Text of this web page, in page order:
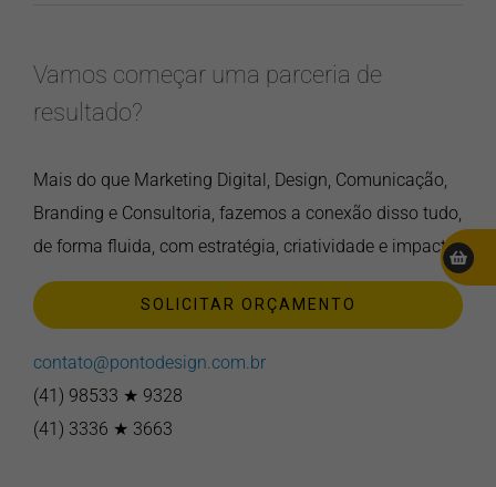
Vamos começar uma parceria de
resultado?
Mais do que Marketing Digital, Design, Comunicação,
Branding e Consultoria, fazemos a conexão disso tudo,
de forma fluida, com estratégia, criatividade e impacto.
SOLICITAR ORÇAMENTO
contato@pontodesign.com.br
(41) 98533 ★ 9328
(41) 3336 ★ 3663